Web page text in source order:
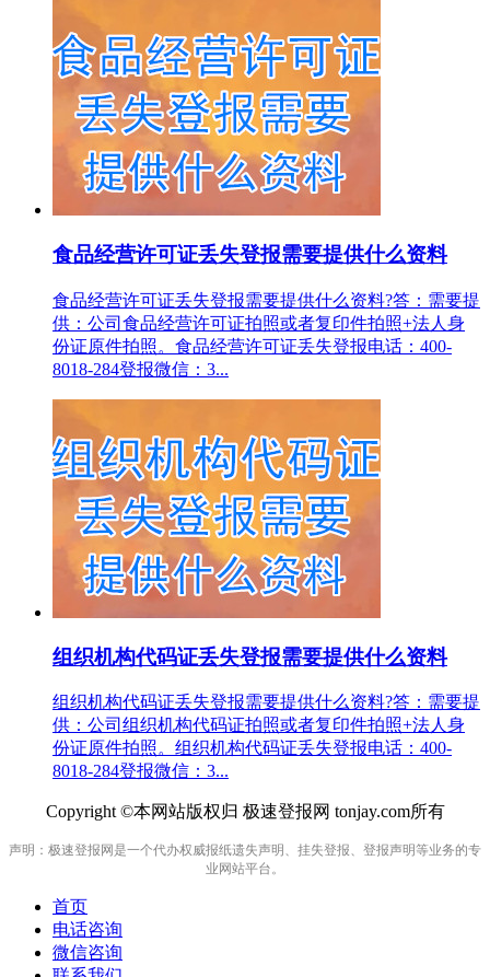
食品经营许可证丢失登报需要提供什么资料
食品经营许可证丢失登报需要提供什么资料?答：需要提
供：公司食品经营许可证拍照或者复印件拍照+法人身
份证原件拍照。食品经营许可证丢失登报电话：400-
8018-284登报微信：3...
组织机构代码证丢失登报需要提供什么资料
组织机构代码证丢失登报需要提供什么资料?答：需要提
供：公司组织机构代码证拍照或者复印件拍照+法人身
份证原件拍照。组织机构代码证丢失登报电话：400-
8018-284登报微信：3...
Copyright ©本网站版权归 极速登报网 tonjay.com所有
声明：极速登报网是一个代办权威报纸遗失声明、挂失登报、登报声明等业务的专
业网站平台。
首页
电话咨询
微信咨询